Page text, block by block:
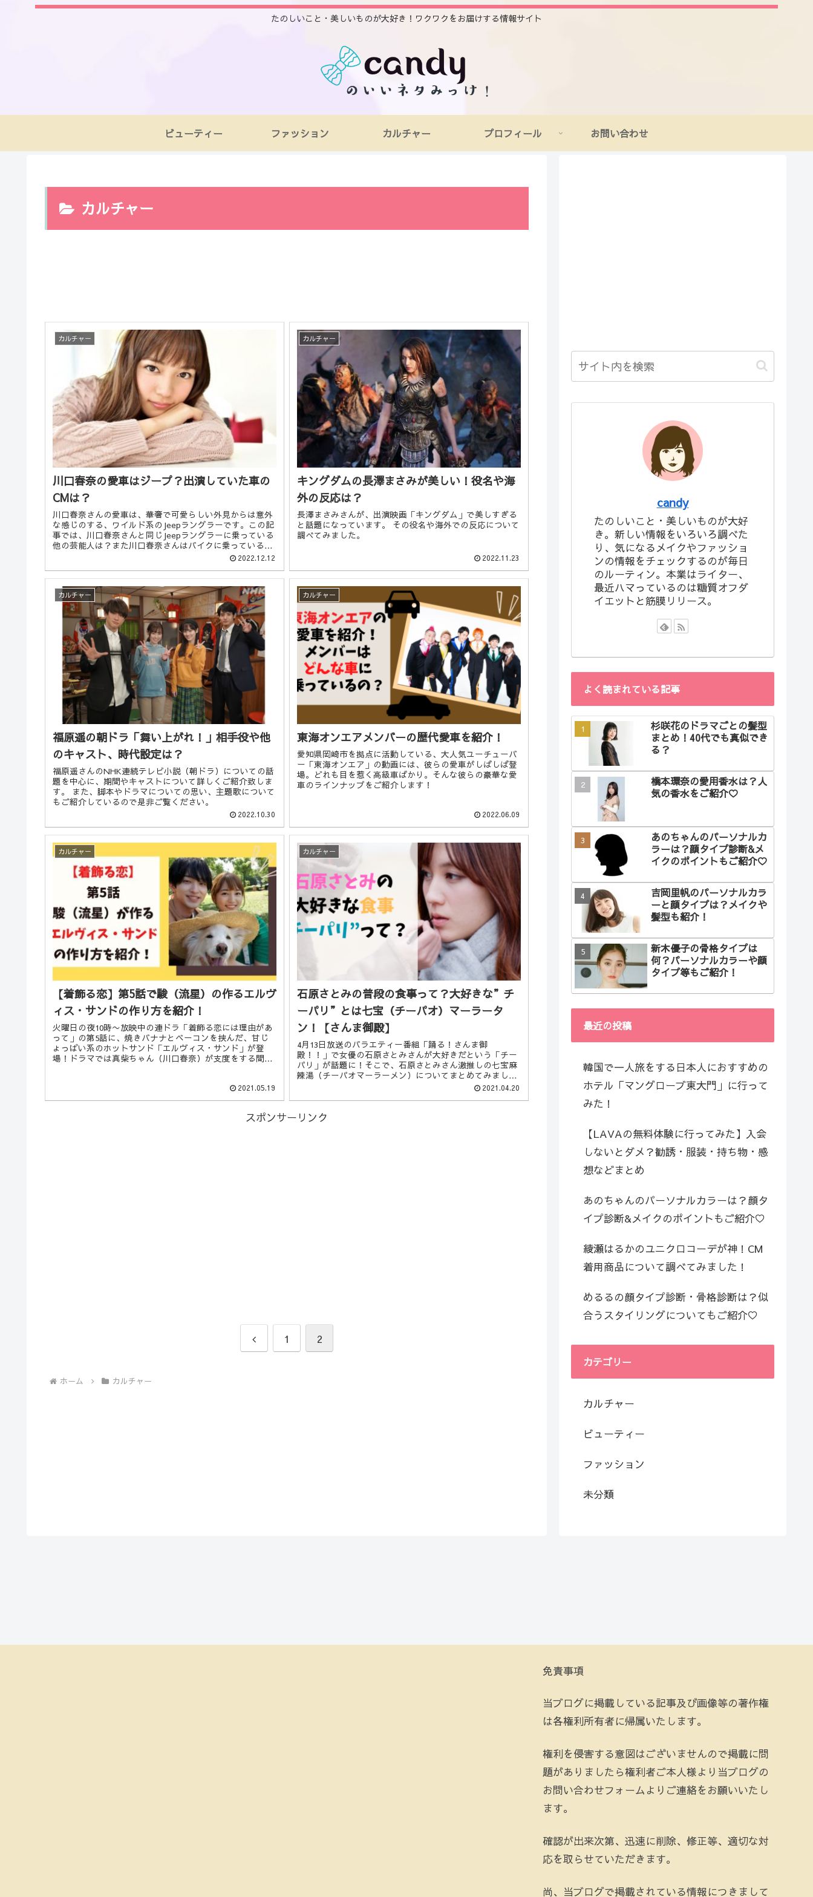
たのしいこと・美しいものが大好き！ワクワクをお届けする情報サイト
ビューティー ファッション カルチャー プロフィール お問い合わせ
カルチャー
カルチャー
川口春奈の愛車はジープ？出演していた車の
CMは？
川口春奈さんの愛車は、華奢で可愛らしい外見からは意外
な感じのする、ワイルド系のJeepラングラーです。この記
事では、川口春奈さんと同じJeepラングラーに乗っている
他の芸能人は？また川口春奈さんはバイクに乗っている？
ということについても合わせて調査しました！
2022.12.12
カルチャー
キングダムの長澤まさみが美しい！役名や海
外の反応は？
長澤まさみさんが、出演映画「キングダム」で美しすぎる
と話題になっています。 その役名や海外での反応について
調べてみました。
2022.11.23
カルチャー
福原遥の朝ドラ「舞い上がれ！」相手役や他
のキャスト、時代設定は？
福原遥さんのNHK連続テレビ小説（朝ドラ）についての話
題を中心に、期間やキャストについて詳しくご紹介致しま
す。 また、脚本やドラマについての思い、主題歌について
もご紹介しているので是非ご覧ください。
2022.10.30
カルチャー
東海オンエアメンバーの歴代愛車を紹介！
愛知県岡崎市を拠点に活動している、大人気ユーチューバ
ー「東海オンエア」の動画には、彼らの愛車がしばしば登
場。どれも目を惹く高級車ばかり。そんな彼らの豪華な愛
車のラインナップをご紹介します！
2022.06.09
カルチャー
【着飾る恋】第5話で駿（流星）の作るエルヴ
ィス・サンドの作り方を紹介！
火曜日の夜10時〜放映中の連ドラ「着飾る恋には理由があ
って」の第5話に、焼きバナナとベーコンを挟んだ、甘じ
ょっぱい系のホットサンド「エルヴィス・サンド」が登
場！ドラマでは真柴ちゃん（川口春奈）が支度をする間に
2021.05.19
カルチャー
石原さとみの普段の食事って？大好きな”チ
ーパリ”とは七宝（チーパオ）マーラータ
ン！【さんま御殿】
4月13日放送のバラエティー番組「踊る！さんま御
殿！！」で女優の石原さとみさんが大好きだという「チー
パリ」が話題に！そこで、石原さとみさん激推しの七宝麻
辣湯（チーパオマーラーメン）についてまとめてみまし
2021.04.20
スポンサーリンク
前
1 2
ホーム カルチャー
candy
たのしいこと・美しいものが大好
き。新しい情報をいろいろ調べた
り、気になるメイクやファッショ
ンの情報をチェックするのが毎日
のルーティン。本業はライター、
最近ハマっているのは糖質オフダ
イエットと筋膜リリース。
よく読まれている記事
杉咲花のドラマごとの髪型
まとめ！40代でも真似でき
る？
橋本環奈の愛用香水は？人
気の香水をご紹介♡
あのちゃんのパーソナルカ
ラーは？顔タイプ診断&メ
イクのポイントもご紹介♡
吉岡里帆のパーソナルカラ
ーと顔タイプは？メイクや
髪型も紹介！
新木優子の骨格タイプは
何？パーソナルカラーや顔
タイプ等もご紹介！
最近の投稿
韓国で一人旅をする日本人におすすめの
ホテル「マングローブ東大門」に行って
みた！
【LAVAの無料体験に行ってみた】入会
しないとダメ？勧誘・服装・持ち物・感
想などまとめ
あのちゃんのパーソナルカラーは？顔タ
イプ診断&メイクのポイントもご紹介♡
綾瀬はるかのユニクロコーデが神！CM
着用商品について調べてみました！
めるるの顔タイプ診断・骨格診断は？似
合うスタイリングについてもご紹介♡
カテゴリー
カルチャー
ビューティー
ファッション
未分類
免責事項
当ブログに掲載している記事及び画像等の著作権
は各権利所有者に帰属いたします。
権利を侵害する意図はございませんので掲載に問
題がありましたら権利者ご本人様より当ブログの
お問い合わせフォームよりご連絡をお願いいたし
ます。
確認が出来次第、迅速に削除、修正等、適切な対
応を取らせていただきます。
尚、当ブログで掲載されている情報につきまして